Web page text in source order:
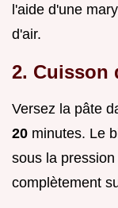
l'aide d'une
d'air.
2. Cuisson
Versez la pâte
20 minutes. Le
sous la
complètement